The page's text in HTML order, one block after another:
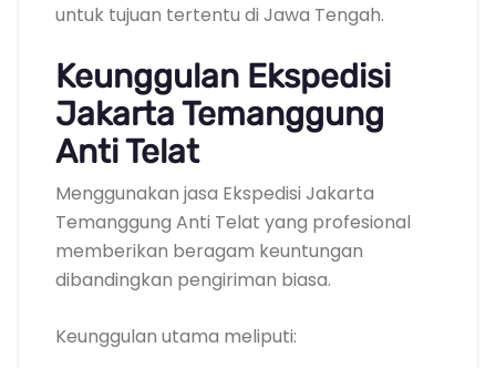
untuk tujuan tertentu di Jawa Tengah.
Keunggulan Ekspedisi
Jakarta Temanggung
Anti Telat
Menggunakan jasa Ekspedisi Jakarta
Temanggung Anti Telat yang profesional
memberikan beragam keuntungan
dibandingkan pengiriman biasa.
Keunggulan utama meliputi: